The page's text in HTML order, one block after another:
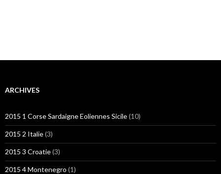
ARCHIVES
2015 1 Corse Sardaigne Eoliennes Sicile(10)
2015 2 Italie(3)
2015 3 Croatie(3)
2015 4 Montenegro (1)